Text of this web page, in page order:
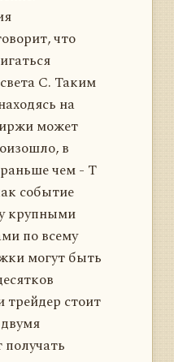
что
С. Таким
на
может
в
чем - T
событие
крупными
по всему
могут быть
трейдер стоит